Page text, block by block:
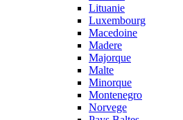
Lituanie
Luxembourg
Macedoine
Madere
Majorque
Malte
Minorque
Montenegro
Norvege